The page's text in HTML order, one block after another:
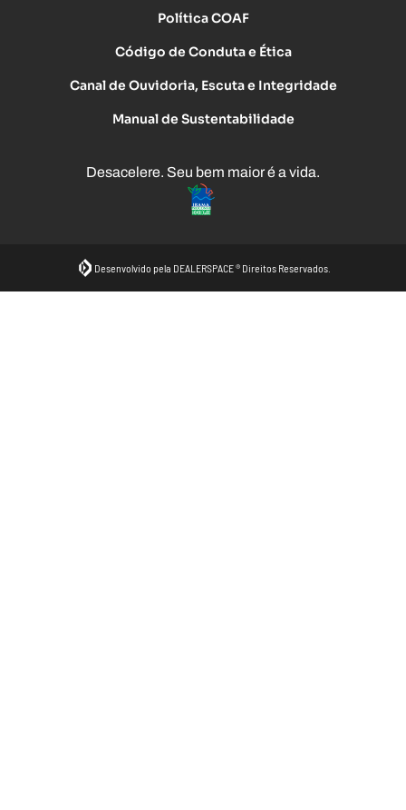
Política COAF
Código de Conduta e Ética
Canal de Ouvidoria, Escuta e Integridade
Manual de Sustentabilidade
Desacelere. Seu bem maior é a vida.
Desenvolvido pela DEALERSPACE ® Direitos Reservados.